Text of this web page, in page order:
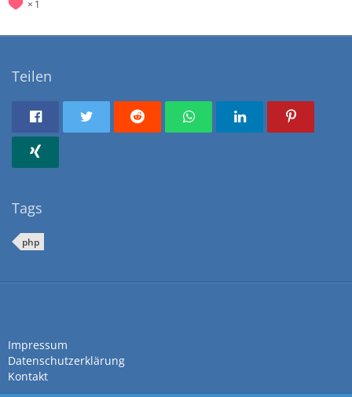
1
Teilen
Tags
php
Impressum
Datenschutzerklärung
Kontakt